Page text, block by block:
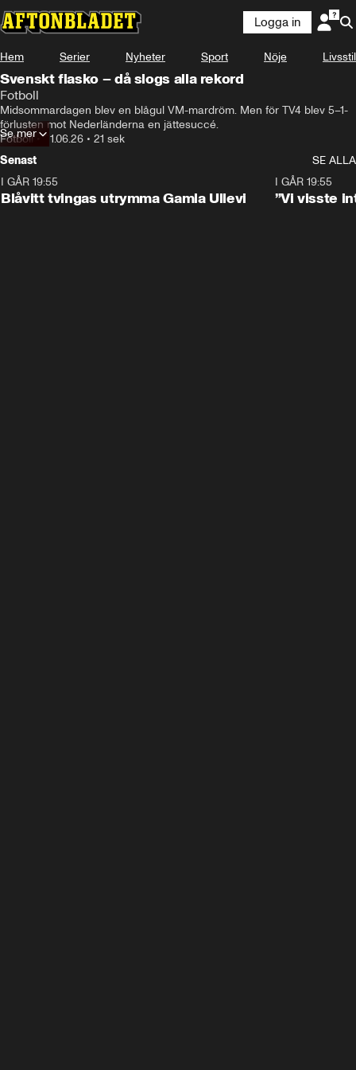
Logga in
Hem Serier Nyheter Sport Nöje Livsstil
Svenskt fiasko – då slogs alla rekord
Fotboll
Midsommardagen blev en blågul VM-mardröm. Men för TV4 blev 5–1-
förlusten mot Nederländerna en jättesuccé.
Fotboll•21.06.26 • 21 sek
Se mer
Senast
SE ALLA
I GÅR 19:55
Blåvitt tvingas utrymma Gamla Ullevi
I GÅR 19:55
”Vi visste